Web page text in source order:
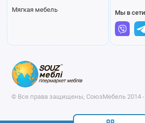
Мягкая мебель
Мы в сети
© Все права защищены, СоюзМебель 2014 -